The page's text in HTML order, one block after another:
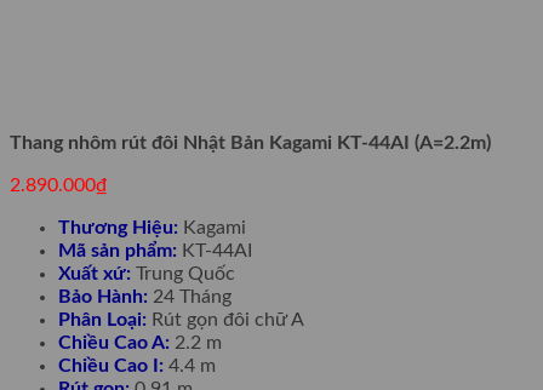
Thang nhôm rút đôi Nhật Bản Kagami KT-44AI (A=2.2m)
2.890.000₫
Thương Hiệu: Kagami
Mã sản phẩm: KT-44AI
Xuất xứ: Trung Quốc
Bảo Hành: 24 Tháng
Phân Loại: Rút gọn đôi chữ A
Chiều Cao A: 2.2 m
Chiều Cao I: 4.4 m